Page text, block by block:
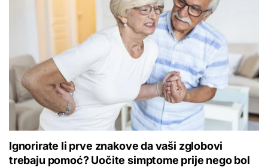
Ignorirate li prve znakove da vaši zglobovi
trebaju pomoć? Uočite simptome prije nego bol